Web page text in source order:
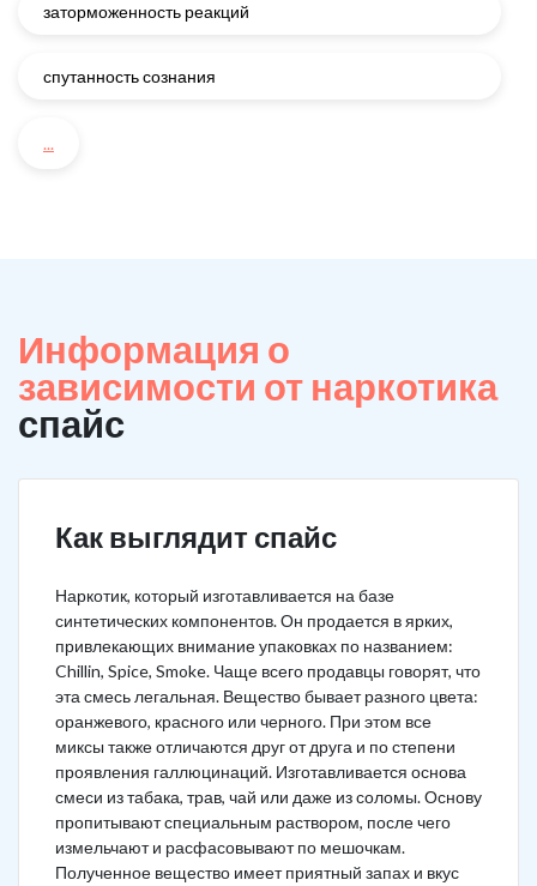
заторможенность реакций
спутанность сознания
...
Информация о
зависимости от наркотика
спайс
Как выглядит спайс
Наркотик, который изготавливается на базе
синтетических компонентов. Он продается в ярких,
привлекающих внимание упаковках по названием:
Chillin, Spice, Smoke. Чаще всего продавцы говорят, что
эта смесь легальная. Вещество бывает разного цвета:
оранжевого, красного или черного. При этом все
миксы также отличаются друг от друга и по степени
проявления галлюцинаций. Изготавливается основа
смеси из табака, трав, чай или даже из соломы. Основу
пропитывают специальным раствором, после чего
измельчают и расфасовывают по мешочкам.
Полученное вещество имеет приятный запах и вкус